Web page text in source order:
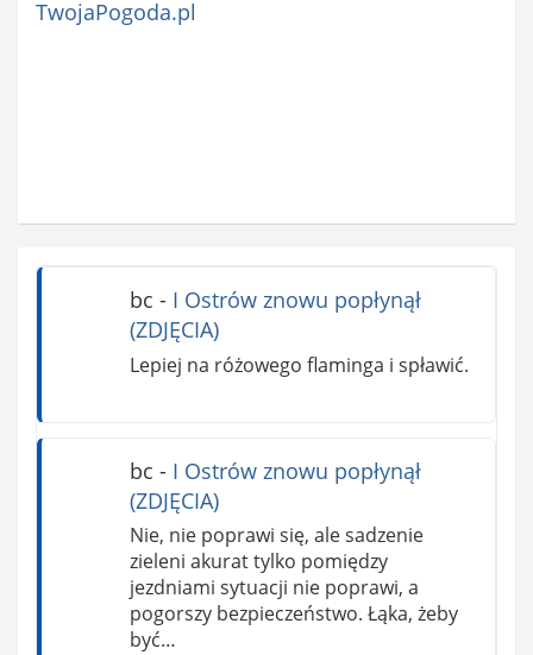
TwojaPogoda.pl
bc - I Ostrów znowu popłynął
(ZDJĘCIA)
Lepiej na różowego flaminga i spławić.
bc - I Ostrów znowu popłynął
(ZDJĘCIA)
Nie, nie poprawi się, ale sadzenie
zieleni akurat tylko pomiędzy
jezdniami sytuacji nie poprawi, a
pogorszy bezpieczeństwo. Łąka, żeby
być…